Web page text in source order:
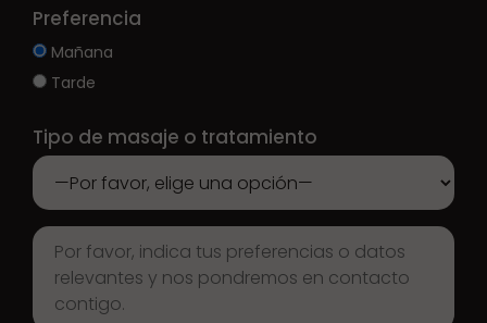
Preferencia
Mañana
Tarde
Tipo de masaje o tratamiento